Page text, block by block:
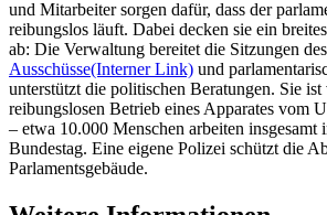
und Mitarbeiter sorgen dafür, dass der
reibungslos läuft. Dabei decken sie ein
ab: Die Verwaltung bereitet die Sitzungen
Ausschüsse(Interner Link) und
unterstützt die politischen Beratungen. Sie
reibungslosen Betrieb eines Apparates vom
– etwa 10.000 Menschen arbeiten insgesamt
Bundestag. Eine eigene Polizei schützt die
Parlamentsgebäude.